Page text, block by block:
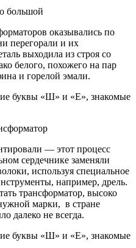
большой
оказывались по
перегорали и их
выходила из строя со
белого, похожего на пар
и горелой эмали.
— этот процесс
сердечнике заменяли
используя специальное
например, дрель.
трансформатор, высоко
марки, в стране
далеко не всегда.